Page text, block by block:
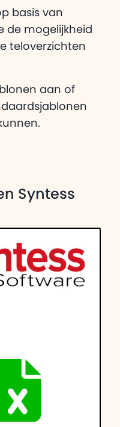
basis van
de mogelijkheid
teloverzichten
aan of
Syntess